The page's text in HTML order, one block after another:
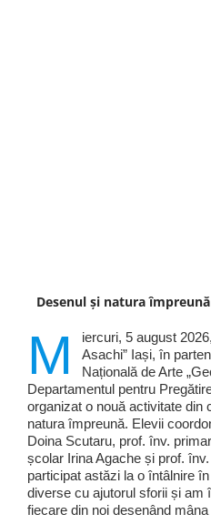
Desenul și natura
M
iercuri, 5 august
Asachi” Iași, în
Națională de Arte
Departamentul pentru
organizat o nouă activitate din
natura împreună. Elevii
Doina Scutaru, prof. înv.
școlar Irina Agache și prof.
participat astăzi la o întâlnire
diverse cu ajutorul sforii și am
fiecare din noi desenând